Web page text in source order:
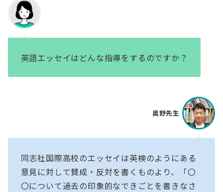
英語エッセイはどんな指導をするのですか？
奥野先生
同志社国際高校のエッセイは英検のようにある
意見に対して賛成・反対を書くものより、「〇
〇について過去の印象的なできごとを書きなさ